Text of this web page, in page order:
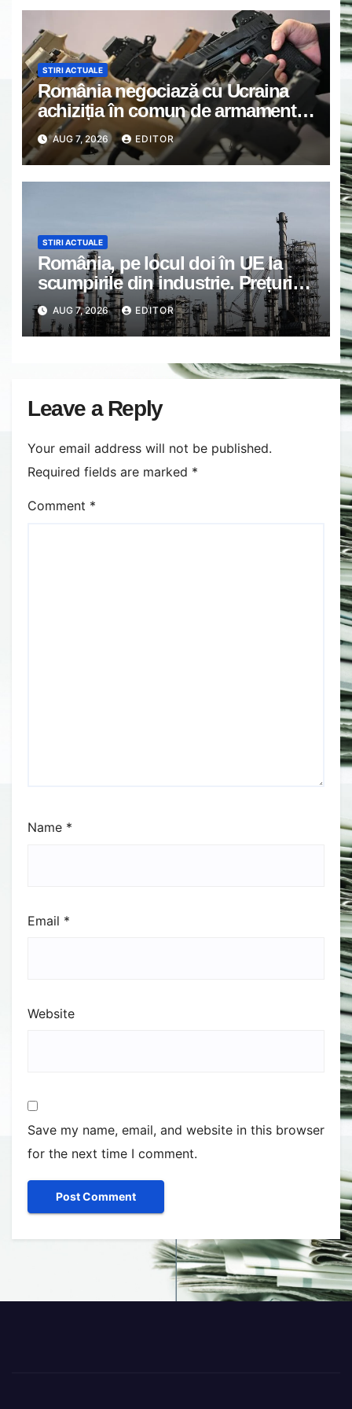
STIRI ACTUALE
România negociază cu Ucraina
achiziția în comun de armament
individual prin SAFE de la Sig
Sauer / România a pierdut șansa
unui contract individual
AUG 7, 2026 EDITOR
STIRI ACTUALE
România, pe locul doi în UE la
scumpirile din industrie. Prețurile
producției au explodat cu 14,3%
într-un singur an
AUG 7, 2026 EDITOR
Leave a Reply
Your email address will not be published.
Required fields are marked *
Comment *
Name *
Email *
Website
Save my name, email, and website in this browser
for the next time I comment.